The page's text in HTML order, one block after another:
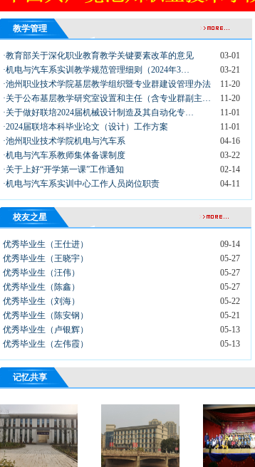
教学管理
·教育部关于深化职业教育教学关键要素改革的意见
03-01
·机电与汽车系实训教学规范管理细则（2024年3…
03-21
·池州职业技术学院基层教学组织暨专业群建设管理办法
11-20
·关于公布基层教学研究室设置和主任（含专业群副主…
11-20
·关于做好联培2024届机械设计制造及其自动化专…
11-01
·2024届联培本科毕业论文（设计）工作方案
11-01
·池州职业技术学院机电与汽车系
04-16
·机电与汽车系教师集体备课制度
03-22
·关于上好“开学第一课”工作通知
02-14
·机电与汽车系实训中心工作人员岗位职责
04-11
校友之星
优秀毕业生（王仕进）
09-14
优秀毕业生（王晓宇）
05-27
优秀毕业生（汪伟）
05-27
优秀毕业生（陈鑫）
05-27
优秀毕业生（刘海）
05-22
优秀毕业生（陈安钢）
05-21
优秀毕业生（卢银辉）
05-13
优秀毕业生（左伟霞）
05-13
记忆共享